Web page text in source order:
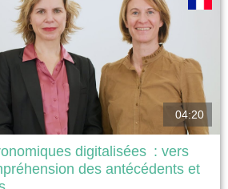
activités, la haute gastronomie a été
04:20
digitalisées : vers
des antécédents et